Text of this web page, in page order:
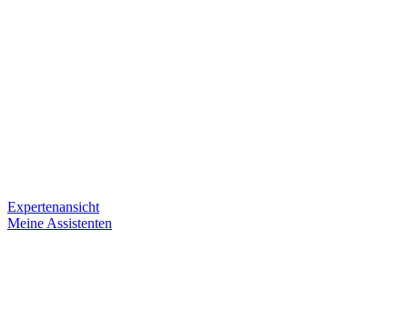
Expertenansicht
Meine Assistenten